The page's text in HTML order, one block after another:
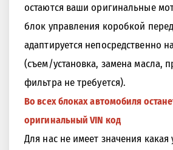
остаются ваши оригинальные
блок управления коробкой
адаптируется непосредственно
(съем/установка, замена масла,
фильтра не требуется).
Во всех блоках автомобиля
оригинальный VIN код
Для нас не имеет значения какая